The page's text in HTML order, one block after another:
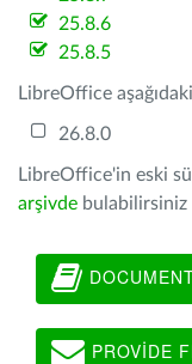
25.8.6
25.8.5
LibreOffice aşağıdaki
26.8.0
LibreOffice'in eski
arşivde bulabilirsiniz
PROVIDE